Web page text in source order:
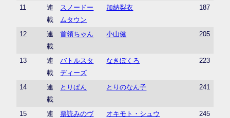
11
連
載
スノードー
ムタウン
加納梨衣 187
12
連
載
首領ちゃん 小山健 205
13
連
載
バトルスタ
ディーズ
なきぼくろ 223
14
連
載
とりぱん とりのなん子 241
15
連
票読みのヴ
オキモト・シュウ
245